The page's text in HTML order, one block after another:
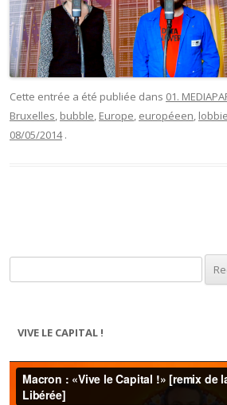
Cette entrée a été publiée dans 01.
Bruxelles, bubble, Europe, européeen,
08/05/2014 .
VIVE LE CAPITAL !
Lecteur
vidéo